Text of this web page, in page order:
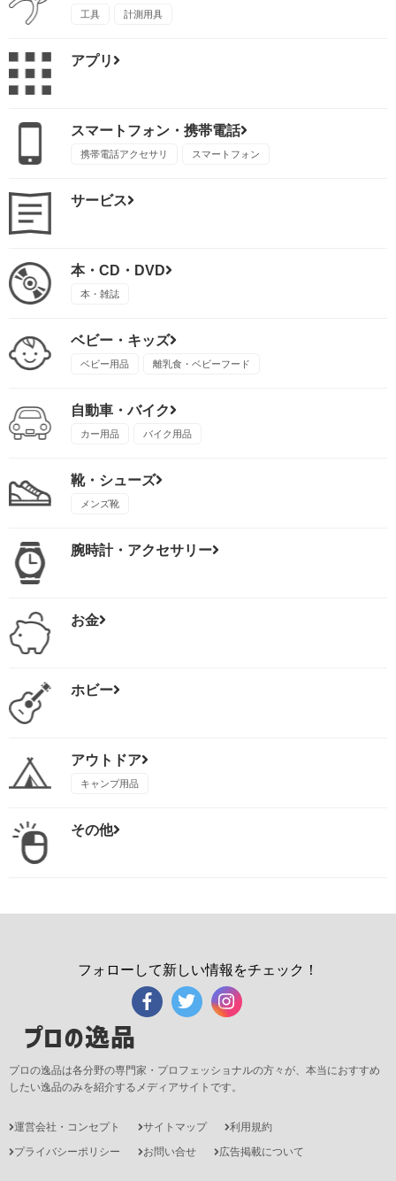
工具 計測用具
アプリ
スマートフォン・携帯電話
携帯電話アクセサリ スマートフォン
サービス
本・CD・DVD
本・雑誌
ベビー・キッズ
ベビー用品 離乳食・ベビーフード
自動車・バイク
カー用品 バイク用品
靴・シューズ
メンズ靴
腕時計・アクセサリー
お金
ホビー
アウトドア
キャンプ用品
その他
フォローして新しい情報をチェック！
プロの逸品
プロの逸品は各分野の専門家・プロフェッショナルの方々が、本当におすすめ
したい逸品のみを紹介するメディアサイトです。
運営会社・コンセプト サイトマップ
利用規約
プライバシーポリシー
お問い合せ 広告掲載について